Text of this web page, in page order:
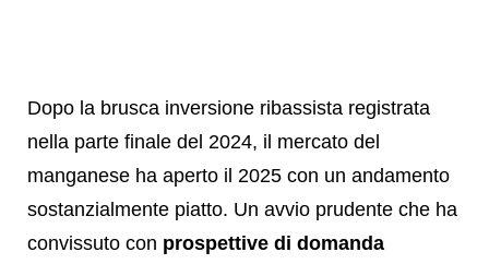
Dopo la brusca inversione ribassista registrata
nella parte finale del 2024, il mercato del
manganese ha aperto il 2025 con un andamento
sostanzialmente piatto. Un avvio prudente che ha
convissuto con prospettive di domanda